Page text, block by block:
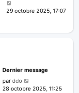
29 octobre 2025, 17:07
Dernier message
par ddo
28 octobre 2025, 11:25